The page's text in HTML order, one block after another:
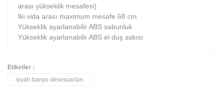
arası yükseklik mesafesi)
İki vida arası maximum mesafe 68 cm
Yükseklik ayarlanabilir ABS sabunluk
Yükseklik ayarlanabilir ABS el duş askısı
Bu ürüne ilk yorumu siz yapın!
Etiketler :
siyah banyo aksesuarları